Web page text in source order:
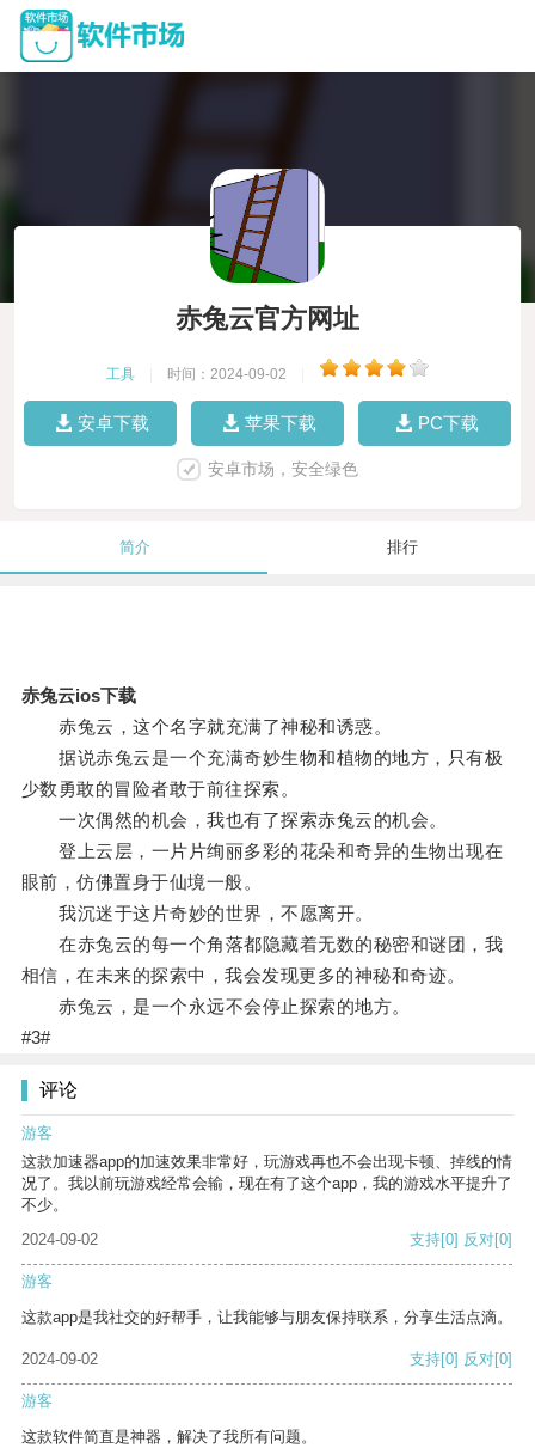
赤兔云官方网址
工具 时间：2024-09-02
安卓下载 苹果下载 PC下载
安卓市场，安全绿色
简介 排行
赤兔云ios下载
赤兔云，这个名字就充满了神秘和诱惑。
据说赤兔云是一个充满奇妙生物和植物的地方，只有极
少数勇敢的冒险者敢于前往探索。
一次偶然的机会，我也有了探索赤兔云的机会。
登上云层，一片片绚丽多彩的花朵和奇异的生物出现在
眼前，仿佛置身于仙境一般。
我沉迷于这片奇妙的世界，不愿离开。
在赤兔云的每一个角落都隐藏着无数的秘密和谜团，我
相信，在未来的探索中，我会发现更多的神秘和奇迹。
赤兔云，是一个永远不会停止探索的地方。
#3#
评论
游客
这款加速器app的加速效果非常好，玩游戏再也不会出现卡顿、掉线的情
况了。我以前玩游戏经常会输，现在有了这个app，我的游戏水平提升了
不少。
2024-09-02
支持[0] 反对[0]
游客
这款app是我社交的好帮手，让我能够与朋友保持联系，分享生活点滴。
2024-09-02 支持[0] 反对[0]
游客
这款软件简直是神器，解决了我所有问题。